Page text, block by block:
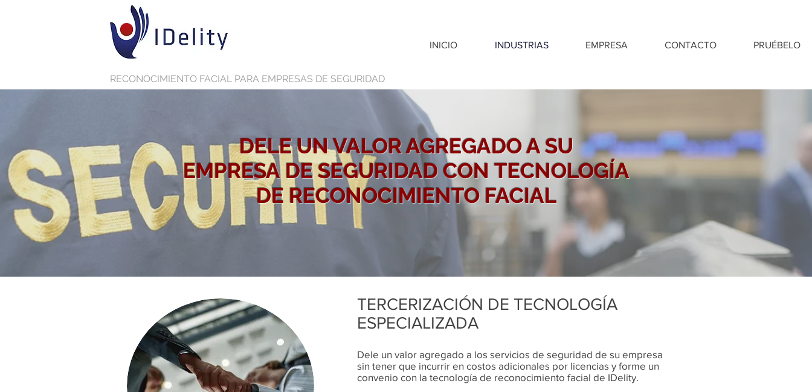
INICIO INDUSTRIAS EMPRESA CONTACTO PRUÉBELO
RECONOCIMIENTO FACIAL PARA EMPRESAS DE SEGURIDAD
DELE UN VALOR AGREGADO A SU
EMPRESA DE SEGURIDAD CON TECNOLOGÍA
DE RECONOCIMIENTO FACIAL
TERCERIZACIÓN DE TECNOLOGÍA
ESPECIALIZADA
Dele un valor agregado a los servicios de seguridad de su empresa
sin tener que incurrir en costos adicionales por licencias y forme un
convenio con la tecnología de reconocimiento facial de IDelity.